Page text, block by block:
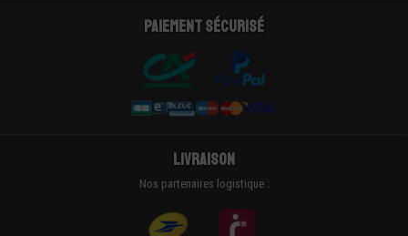
Paiement sécurisé
Livraison
Nos partenaires logistique :